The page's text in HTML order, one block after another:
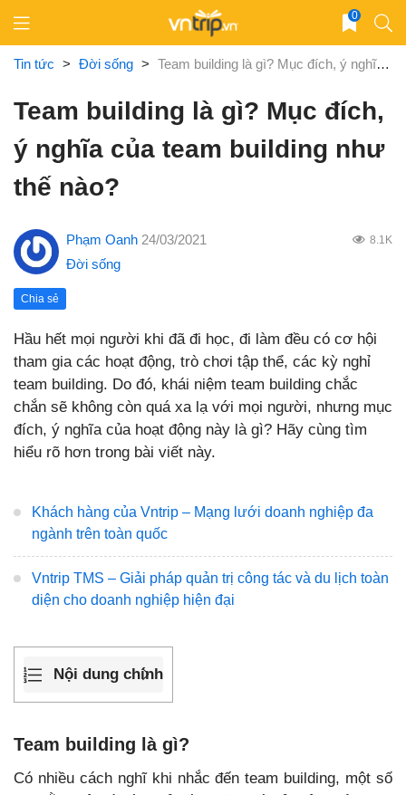
content
0
Tin tức > Đời sống > Team building là gì? Mục đích, ý nghĩa của team building như thế nào?
Team building là gì? Mục đích,
ý nghĩa của team building như
thế nào?
Phạm Oanh 24/03/2021 8.1K
Đời sống
Chia sẻ
Hầu hết mọi người khi đã đi học, đi làm đều có cơ hội
tham gia các hoạt động, trò chơi tập thể, các kỳ nghỉ
team building. Do đó, khái niệm team building chắc
chắn sẽ không còn quá xa lạ với mọi người, nhưng mục
đích, ý nghĩa của hoạt động này là gì? Hãy cùng tìm
hiểu rõ hơn trong bài viết này.
Khách hàng của Vntrip – Mạng lưới doanh nghiệp đa
ngành trên toàn quốc
Vntrip TMS – Giải pháp quản trị công tác và du lịch toàn
diện cho doanh nghiệp hiện đại
Nội dung chính
Team building là gì?
Có nhiều cách nghĩ khi nhắc đến team building, một số